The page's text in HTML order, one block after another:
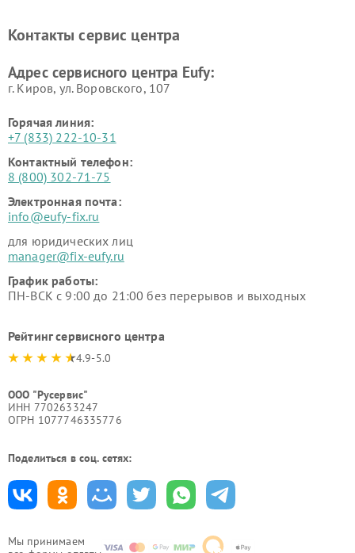
Мы принимаем
Контакты сервис центра
Адрес сервисного центра Eufy:
г. Киров, ул. Воровского, 107
Горячая линия:
+7 (833) 222-10-31
Контактный телефон:
8 (800) 302-71-75
Электронная почта:
info@eufy-fix.ru
для юридических лиц
manager@fix-eufy.ru
График работы:
ПН-ВСК с 9:00 до 21:00 без перерывов и выходных
Рейтинг сервисного центра
4.9-5.0
ООО "Русервис"
ИНН 7702633247
ОГРН 1077746335776
Поделиться в соц. сетях: